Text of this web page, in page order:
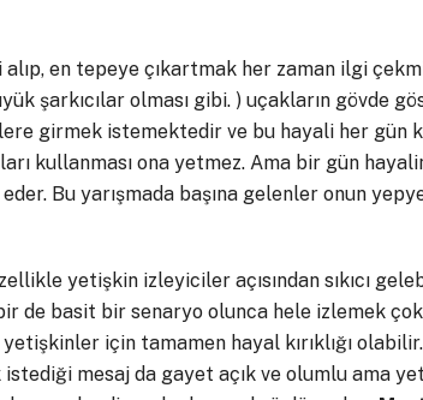
alıp, en tepeye çıkartmak her zaman ilgi
şarkıcılar olması gibi. ) uçakların gövde
girmek istemektedir ve bu hayali her gün
kullanması ona yetmez. Ama bir gün
Bu yarışmada başına gelenler onun
yetişkin izleyiciler açısından sıkıcı
de basit bir senaryo olunca hele izlemek
için tamamen hayal kırıklığı
mesaj da gayet açık ve olumlu ama